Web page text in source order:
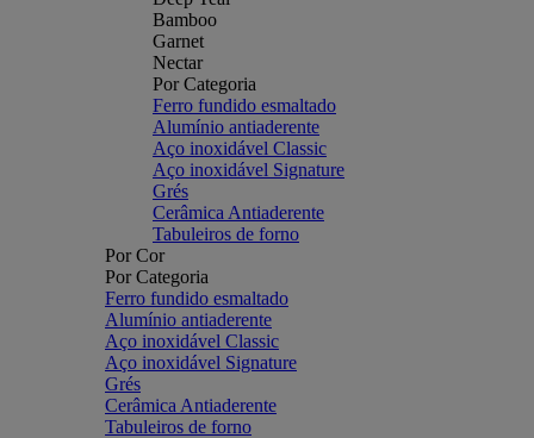
Bamboo
Garnet
Nectar
Por Categoria
Ferro fundido esmaltado
Alumínio antiaderente
Aço inoxidável Classic
Aço inoxidável Signature
Grés
Cerâmica Antiaderente
Tabuleiros de forno
Por Cor
Por Categoria
Ferro fundido esmaltado
Alumínio antiaderente
Aço inoxidável Classic
Aço inoxidável Signature
Grés
Cerâmica Antiaderente
Tabuleiros de forno